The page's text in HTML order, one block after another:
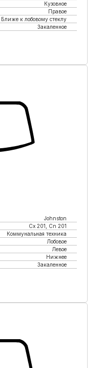
Кузовное
Правое
Ближе к лобовому стеклу
Закаленное
Johnston
Cx 201, Cn 201
Коммунальная техника
Лобовое
Левое
Нижнее
Закаленное